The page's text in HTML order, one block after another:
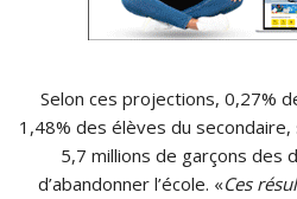
Selon ces projections, 0,27%
1,48% des élèves du
5,7 millions de garçons des
d’abandonner l’école. «Ces